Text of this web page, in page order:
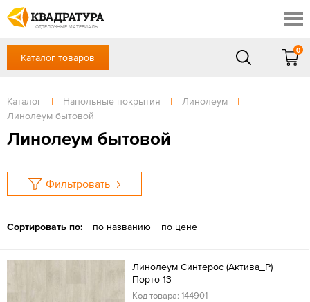
ОТДЕЛОЧНЫЕ МАТЕРИАЛЫ
Профи
Акции
Готовые решения
Доставка и оплата
Отзывы
+7 918 999 1656
Сб, Вс — выходной
ЗАКАЗАТЬ ЗВОНОК
Вход / Регистрация
Каталог товаров
0
Каталог | Напольные покрытия | Линолеум
|
Линолеум бытовой
Линолеум бытовой
Фильтровать
Сортировать по: по названию по цене
Линолеум Синтерос (Актива_Р)
Порто 13
Код товара: 144901